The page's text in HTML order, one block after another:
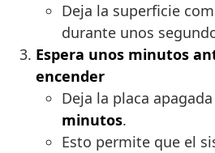
Deja la superficie
durante unos
Espera unos minutos
encender
Deja la placa
minutos.
Esto permite que el